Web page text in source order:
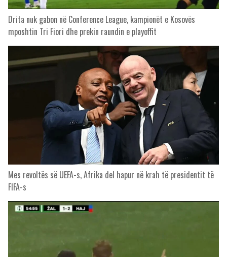
Drita nuk gabon në Conference League, kampionët e Kosovës
mposhtin Tri Fiori dhe prekin raundin e playoffit
Mes revoltës së UEFA-s, Afrika del hapur në krah të presidentit të
FIFA-s